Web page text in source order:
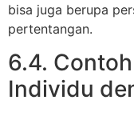
bisa juga berupa
pertentangan.
6.4.
Individu